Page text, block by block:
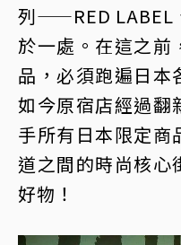
列——RED LABEL
於一處。在這之前
品，必須跑遍日本
如今原宿店經過翻
手所有日本限定商
道之間的時尚核心
好物！